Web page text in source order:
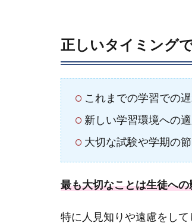
正しいタイミング
これまでの学習での
新しい学習環境への
大切な試験や学期の
最も大切なことは生徒へ
特に人見知りや遠慮をし